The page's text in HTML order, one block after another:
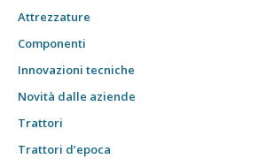
Attrezzature
Componenti
Innovazioni tecniche
Novità dalle aziende
Trattori
Trattori d’epoca